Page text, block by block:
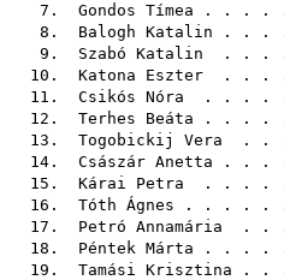
7. Gondos Tímea . . . .
8. Balogh Katalin . . .
9. Szabó Katalin . . .
10. Katona Eszter . . .
11. Csikós Nóra . . . .
12. Terhes Beáta . . . .
13. Togobickij Vera . .
14. Császár Anetta . . .
15. Kárai Petra . . . .
16. Tóth Ágnes . . . . .
17. Petró Annamária . .
18. Péntek Márta . . . .
19. Tamási Krisztina . .